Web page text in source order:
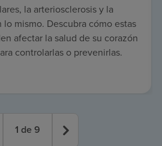
la arteriosclerosis y la
mismo. Descubra cómo estas
afectar la salud de su corazón
controlarlas o prevenirlas.
1 de 9